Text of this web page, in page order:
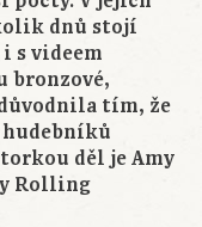
dnů stojí
s videem
bronzové,
tím, že
děl je Amy
Rolling